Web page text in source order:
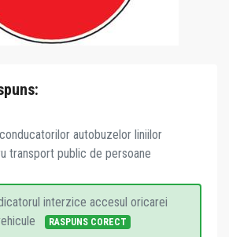
autobuzelor liniilor
transport public de persoane
interzice accesul oricarei
RASPUNS CORECT